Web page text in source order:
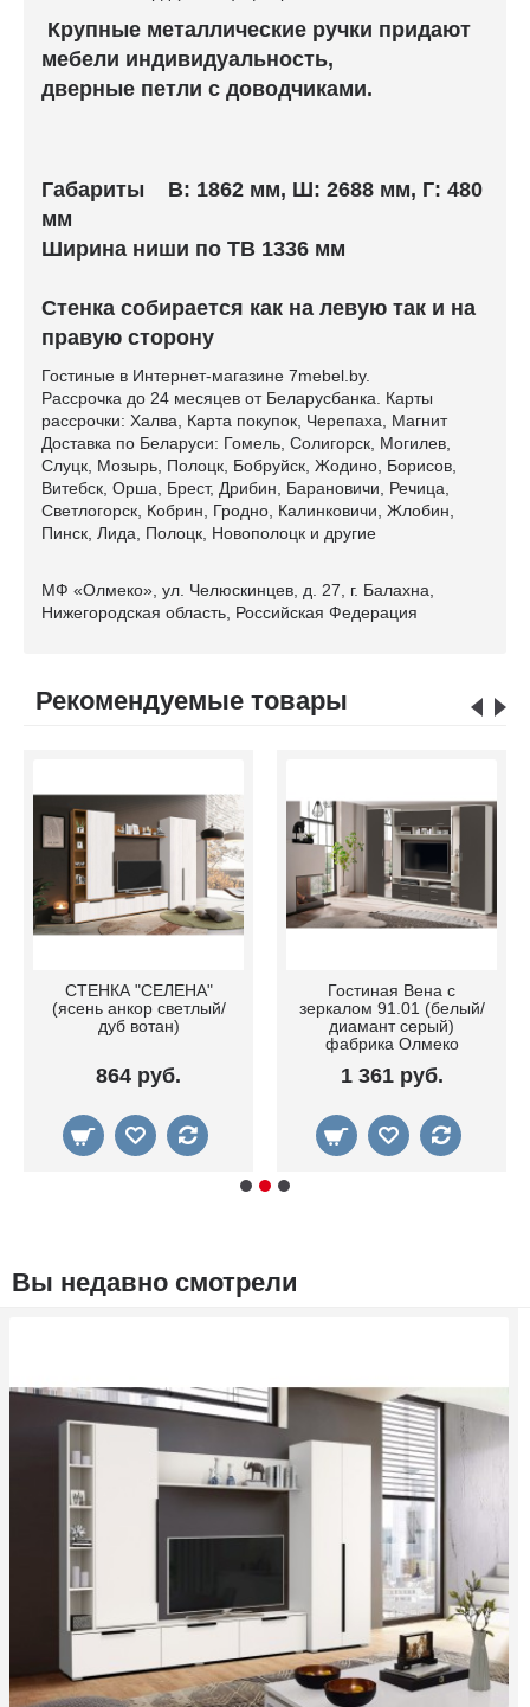
Крупные металлические ручки придают
мебели индивидуальность,
дверные петли с доводчиками.
Габариты В: 1862 мм, Ш: 2688 мм, Г: 480
мм
Ширина ниши по ТВ 1336 мм
Стенка собирается как на левую так и на
правую сторону
Гостиные в Интернет-магазине 7mebel.by.
Рассрочка до 24 месяцев от Беларусбанка. Карты
рассрочки: Халва, Карта покупок, Черепаха, Магнит
Доставка по Беларуси: Гомель, Солигорск, Могилев,
Слуцк, Мозырь, Полоцк, Бобруйск, Жодино, Борисов,
Витебск, Орша, Брест, Дрибин, Барановичи, Речица,
Светлогорск, Кобрин, Гродно, Калинковичи, Жлобин,
Пинск, Лида, Полоцк, Новополоцк и другие
МФ «Олмеко», ул. Челюскинцев, д. 27, г. Балахна,
Нижегородская область, Российская Федерация
Рекомендуемые товары
СТЕНКА "СЕЛЕНА"
(ясень анкор светлый/
дуб вотан)
864 руб.
Гостиная Вена с
зеркалом 91.01 (белый/
диамант серый)
фабрика Олмеко
1 361 руб.
Вы недавно смотрели